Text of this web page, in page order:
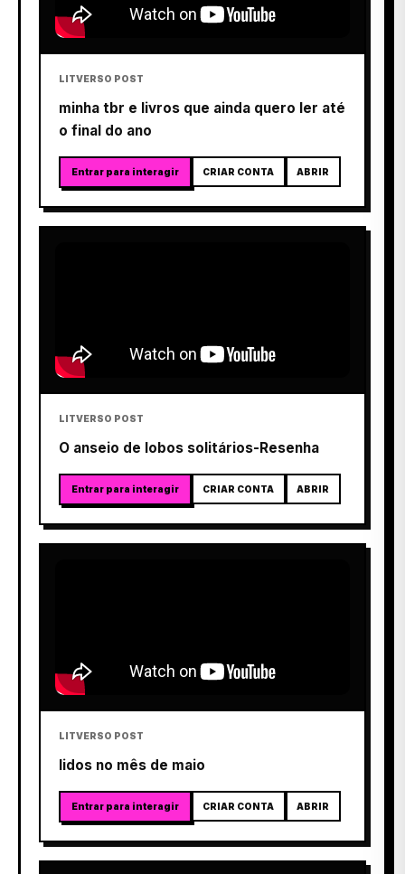
LITVERSO POST
minha tbr e livros que ainda quero ler até
o final do ano
Entrar para interagir CRIAR CONTA ABRIR
LITVERSO POST
O anseio de lobos solitários-Resenha
Entrar para interagir CRIAR CONTA ABRIR
LITVERSO POST
lidos no mês de maio
Entrar para interagir CRIAR CONTA ABRIR